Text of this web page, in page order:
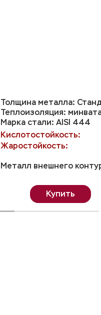
Толщина металла:
Теплоизоляция:
Марка стали: AISI 444
Кислотостойкость:
Жаростойкость:
Металл внешнего
Купить